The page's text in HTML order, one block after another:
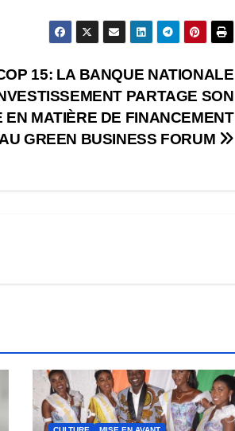
15: LA BANQUE NATIONALE
PARTAGE SON
EN MATIÈRE DE FINANCEMENT
GREEN BUSINESS FORUM